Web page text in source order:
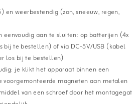
en weerbestendig (zon, sneeuw, regen,
eenvoudig aan te sluiten: op batterijen (4x
bij te bestellen) of via DC-5V/USB (kabel
los bij te bestellen)
je klikt het apparaat binnen een
voorgemonteerde magneten aan metalen
van een schroef door het montagegat